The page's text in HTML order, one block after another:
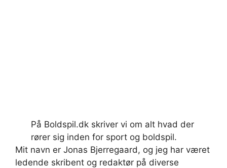
På Boldspil.dk skriver vi om alt hvad der
rører sig inden for sport og boldspil.
Mit navn er Jonas Bjerregaard, og jeg har været
ledende skribent og redaktør på diverse